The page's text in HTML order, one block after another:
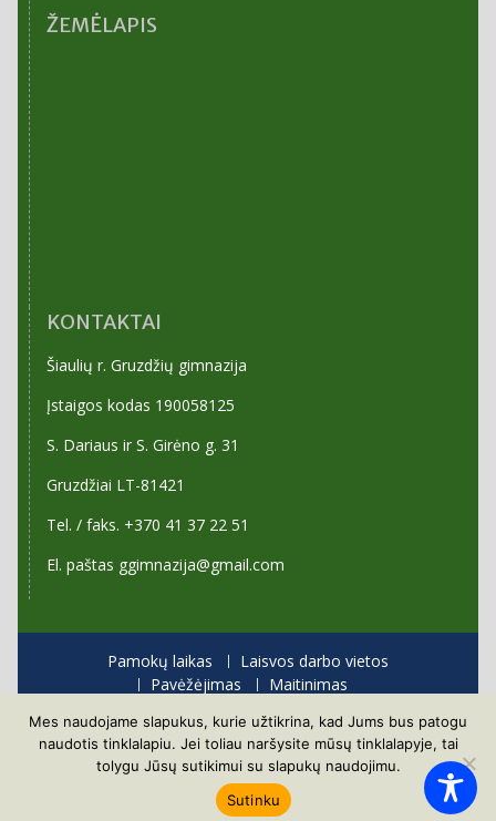
ŽEMĖLAPIS
KONTAKTAI
Šiaulių r. Gruzdžių gimnazija
Įstaigos kodas 190058125
S. Dariaus ir S. Girėno g. 31
Gruzdžiai LT-81421
Tel. / faks. +370 41 37 22 51
El. paštas ggimnazija@gmail.com
Pamokų laikas
Laisvos darbo vietos
Pavėžėjimas
Maitinimas
Visos teisės saugomos
Proudly powered by WordPress |Education Hub by
WEN Themes
Mes naudojame slapukus, kurie užtikrina, kad Jums bus patogu
naudotis tinklalapiu. Jei toliau naršysite mūsų tinklalapyje, tai
tolygu Jūsų sutikimui su slapukų naudojimu.
Sutinku